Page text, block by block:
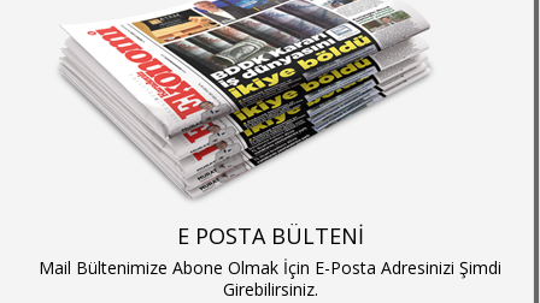
E POSTA BÜLTENİ
Mail Bültenimize Abone Olmak İçin E-Posta Adresinizi Şimdi
Girebilirsiniz.